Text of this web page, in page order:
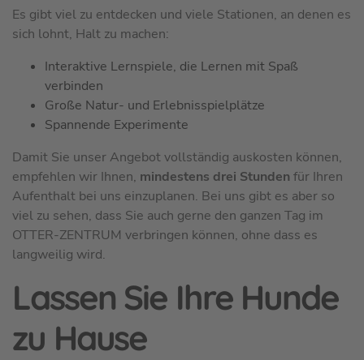
Es gibt viel zu entdecken und viele Stationen, an denen es
sich lohnt, Halt zu machen:
Interaktive Lernspiele, die Lernen mit Spaß
verbinden
Große Natur- und Erlebnisspielplätze
Spannende Experimente
Damit Sie unser Angebot vollständig auskosten können,
empfehlen wir Ihnen, mindestens drei Stunden für Ihren
Aufenthalt bei uns einzuplanen. Bei uns gibt es aber so
viel zu sehen, dass Sie auch gerne den ganzen Tag im
OTTER-ZENTRUM verbringen können, ohne dass es
langweilig wird.
Lassen Sie Ihre Hunde
zu Hause